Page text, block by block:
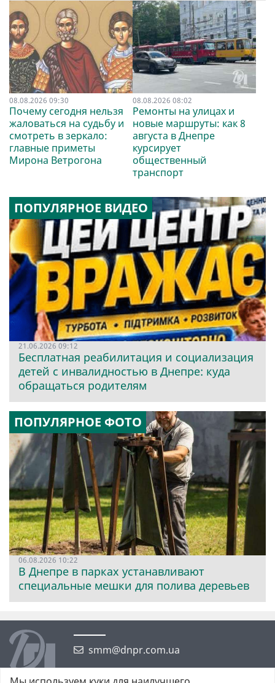
08.08.2026 09:30
Почему сегодня нельзя
жаловаться на судьбу и
смотреть в зеркало:
главные приметы
Мирона Ветрогона
08.08.2026 08:02
Ремонты на улицах и
новые маршруты: как 8
августа в Днепре
курсирует
общественный
транспорт
ПОПУЛЯРНОЕ ВИДЕО
21.06.2026 09:12
Бесплатная реабилитация и социализация
детей с инвалидностью в Днепре: куда
обращаться родителям
ПОПУЛЯРНОЕ ФОТО
06.08.2026 10:22
В Днепре в парках устанавливают
специальные мешки для полива деревьев
smm@dnpr.com.ua